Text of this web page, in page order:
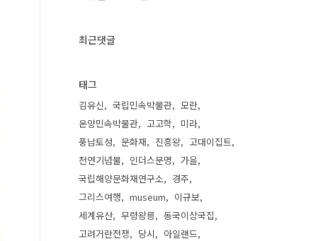
최근댓글
태그
김유신 국립민속박물관
모란
온양민속박물관
고고학
미라
풍납토성
문화재 진흥왕
고대이집트
천연기념물
인더스문명
가을
국립해양문화재연구소
경주
그리스여행
museum
이규보
세계유산
무령왕릉
동국이상국집
고려거란전쟁
당시
아일랜드